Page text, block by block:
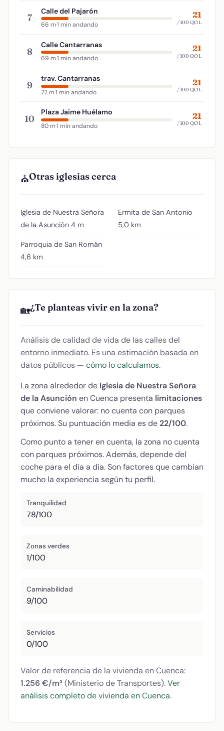
7
Calle del Pajarón
66 m·1 min andando
21
/100 QOL
8
Calle Cantarranas
69 m·1 min andando
21
/100 QOL
9
trav. Cantarranas
72 m·1 min andando
21
/100 QOL
10
Plaza Jaime Huélamo
80 m·1 min andando
21
/100 QOL
⛪Otras iglesias cerca
Iglesia de Nuestra Señora
de la Asunción 4 m
Parroquia de San Román
4,6 km
Ermita de San Antonio
5,0 km
🏡¿Te planteas vivir en la zona?
Análisis de calidad de vida de las calles del
entorno inmediato. Es una estimación basada en
datos públicos — cómo lo calculamos.
La zona alrededor de Iglesia de Nuestra Señora
de la Asunción en Cuenca presenta limitaciones
que conviene valorar: no cuenta con parques
próximos. Su puntuación media es de 22/100.
Como punto a tener en cuenta, la zona no cuenta
con parques próximos. Además, depende del
coche para el día a día. Son factores que cambian
mucho la experiencia según tu perfil.
Tranquilidad
78/100
Zonas verdes
1/100
Caminabilidad
9/100
Servicios
0/100
Valor de referencia de la vivienda en Cuenca:
1.256 €/m² (Ministerio de Transportes).Ver
análisis completo de vivienda en Cuenca.